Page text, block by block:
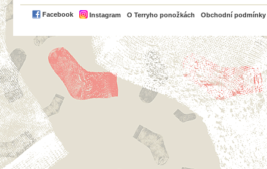
Facebook Instagram O Terryho ponožkách Obchodní podmínky
PayPal